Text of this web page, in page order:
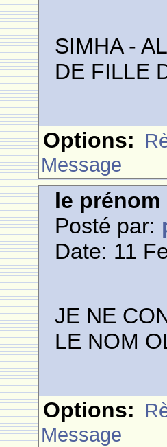
SIMHA -
DE FILLE
Options:
Message
le prénom
Posté par:
Date: 11
JE NE
LE NOM
Options:
Message